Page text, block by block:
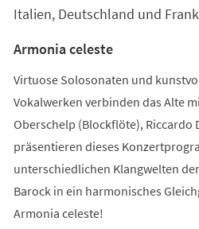
Italien, Deutschland und
Armonia celeste
Virtuose Solosonaten und
Vokalwerken verbinden das Alte
Oberschelp (Blockflöte), Riccardo
präsentieren dieses
unterschiedlichen Klangwelten
Barock in ein harmonisches
Armonia celeste!